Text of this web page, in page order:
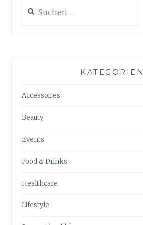
nach:
KATEGORIEN
Accessoires
Beauty
Events
Food & Drinks
Healthcare
Lifestyle